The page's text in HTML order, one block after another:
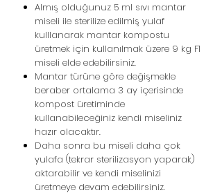
Almış olduğunuz 5 ml sıvı mantar
miseli ile sterilize edilmiş yulaf
kulllanarak mantar kompostu
üretmek için kullanılmak üzere 9 kg F1
miseli elde edebilirsiniz.
Mantar türüne göre değişmekle
beraber ortalama 3 ay içerisinde
kompost üretiminde
kullanabileceğiniz kendi miseliniz
hazır olacaktır.
Daha sonra bu miseli daha çok
yulafa (tekrar sterilizasyon yaparak)
aktarabilir ve kendi miselinizi
üretmeye devam edebilirsiniz.